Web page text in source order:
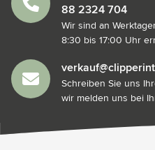
88 2324 704
Wir sind an
8:30 bis 17:00 Uhr
Schreiben Sie uns
wir melden uns bei